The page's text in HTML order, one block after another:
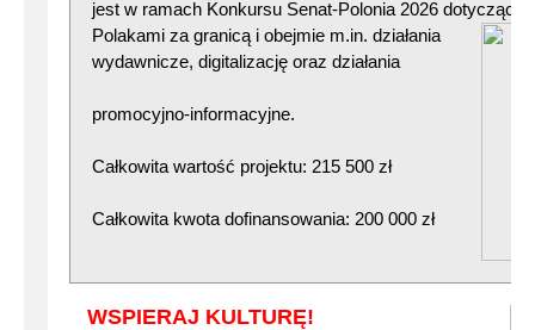
jest w ramach Konkursu Senat-Polonia 2026
Polakami za granicą i obejmie m.in. działania
wydawnicze, digitalizację oraz działania
promocyjno-informacyjne.
Całkowita wartość projektu: 215 500 zł
Całkowita kwota dofinansowania: 200 000 zł
WSPIERAJ KULTURĘ!